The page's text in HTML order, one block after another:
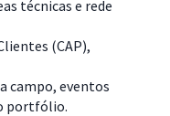
técnicas e rede
(CAP),
campo, eventos
portfólio.